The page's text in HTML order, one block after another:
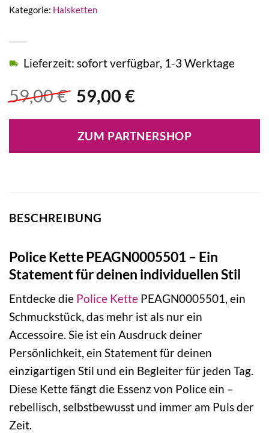
59,00€ Ursprünglicher
war:
59,00 €
59,00 €Aktueller
ist:
59,00 €.
Lieferzeit: sofort verfügbar, 1-3 Werktage
ZUM PARTNERSHOP
Kategorie: Halsketten
BESCHREIBUNG
Police Kette PEAGN0005501 – Ein
Statement für deinen individuellen Stil
Entdecke die Police Kette PEAGN0005501, ein
Schmuckstück, das mehr ist als nur ein
Accessoire. Sie ist ein Ausdruck deiner
Persönlichkeit, ein Statement für deinen
einzigartigen Stil und ein Begleiter für jeden Tag.
Diese Kette fängt die Essenz von Police ein –
rebellisch, selbstbewusst und immer am Puls der
Zeit.